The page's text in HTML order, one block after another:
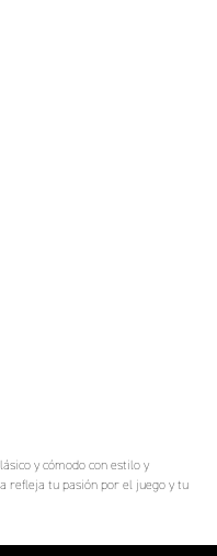
y cómodo con estilo y
refleja tu pasión por el juego y tu